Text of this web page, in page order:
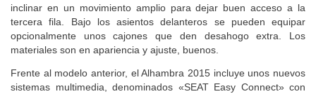
inclinar en un movimiento amplio para dejar buen acceso a la
tercera fila. Bajo los asientos delanteros se pueden equipar
opcionalmente unos cajones que den desahogo extra. Los
materiales son en apariencia y ajuste, buenos.
Frente al modelo anterior, el Alhambra 2015 incluye unos nuevos
sistemas multimedia, denominados «SEAT Easy Connect» con